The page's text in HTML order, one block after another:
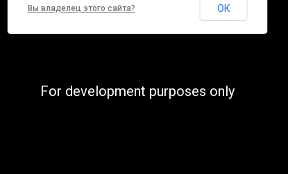
For development purposes only
Вы владелец этого сайта? ОК